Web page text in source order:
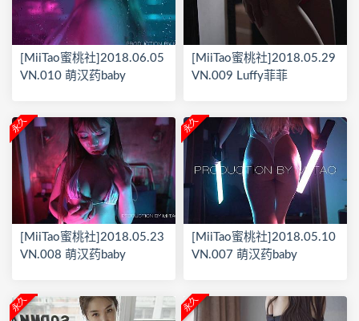
[MiiTao蜜桃社]2018.06.05
VN.010 萌汉药baby
[MiiTao蜜桃社]2018.05.29
VN.009 Luffy菲菲
永久
[MiiTao蜜桃社]2018.05.23
VN.008 萌汉药baby
永久
[MiiTao蜜桃社]2018.05.10
VN.007 萌汉药baby
永久 永久